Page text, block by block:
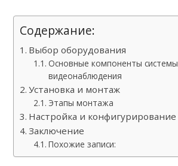
Содержание:
Выбор оборудования
Основные компоненты системы
видеонаблюдения
Установка и монтаж
Этапы монтажа
Настройка и конфигурирование
Заключение
Похожие записи: